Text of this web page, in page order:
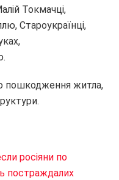
Токмачці,
Староукраїнці,
пошкодження житла,
росіяни по
постраждалих